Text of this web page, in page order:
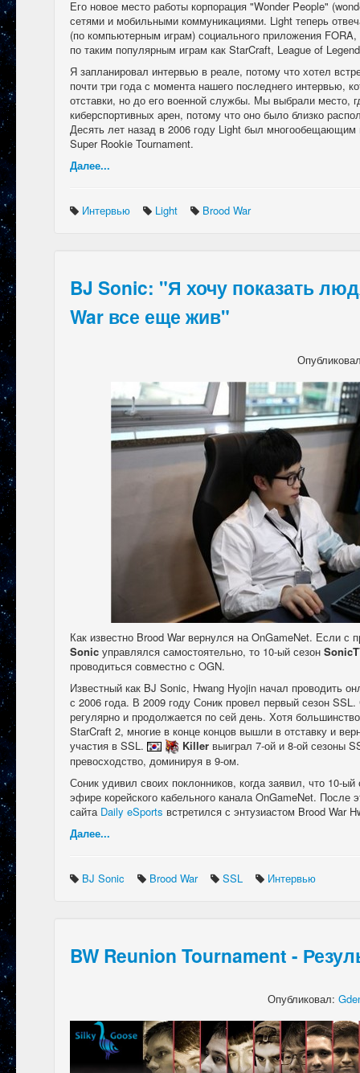
Его новое место работы корпорация "Wonder People"
сетями и мобильными коммуникациями. Light теперь
(по компьютерным играм) социального приложения
по таким популярным играм как StarCraft, League of
Я запланировал интервью в реале, потому что хотел
почти три года с момента нашего последнего интервью,
отставки, но до его военной службы. Мы выбрали место,
киберспортивных арен, потому что оно было близко
Десять лет назад в 2006 году Light был многообещающим
Super Rookie Tournament.
Далее...
Интервью Light Brood War
BJ Sonic: "Я хочу показать
War все еще жив"
Как известно Brood War вернулся на OnGameNet. Если
Sonic управлялся самостоятельно, то 10-ый сезон
проводиться совместно с OGN.
Известный как BJ Sonic, Hwang Hyojin начал проводить
с 2006 года. В 2009 году Соник провел первый сезон
регулярно и продолжается по сей день. Хотя
StarCraft 2, многие в конце концов вышли в отставку и
участия в SSL.
Killer выиграл 7-ой и 8-ой сезоны
превосходство, доминируя в 9-ом.
Соник удивил своих поклонников, когда заявил, что 10-
эфире корейского кабельного канала OnGameNet. После
сайта Daily eSports встретился с энтузиастом Brood War
Далее...
BJ Sonic Brood War SSL Интервью
BW Reunion Tournament -
Опубликовал: